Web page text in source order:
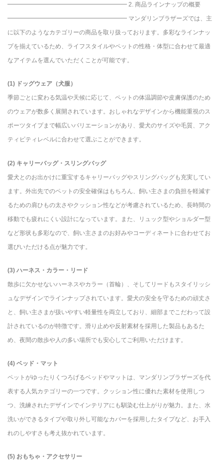
━━━━━━━━━━━━━━━━━━━━ 2. 商品ラインナップの概要
━━━━━━━━━━━━━━━━━━━━ マンダリンブラザーズでは、主
に以下のようなカテゴリーの商品を取り扱っております。多彩なラインナッ
プを揃えているため、ライフスタイルやペットの性格・体型に合わせて最適
なアイテムを選んでいただくことが可能です。
(1) ドッグウェア（犬服）
季節ごとに変わる気温や天候に応じて、ペットの体温調節や皮膚保護のため
のウェアが数多く展開されています。おしゃれなデザインから機能重視のス
ポーツタイプまで幅広いバリエーションがあり、愛犬のサイズや毛質、アク
ティビティレベルに合わせて選ぶことができます。
(2) キャリーバッグ・スリングバッグ
愛犬とのお出かけに重宝するキャリーバッグやスリングバッグも充実してい
ます。外出先でのペットの安全確保はもちろん、飼い主さまの負担を軽減す
るための肩ひもの太さやクッション性などが考慮されているため、長時間の
移動でも疲れにくい設計になっています。また、リュック型やショルダー型
など形状も多彩なので、飼い主さまのお好みやコーディネートに合わせてお
選びいただける点が魅力です。
(3) ハーネス・カラー・リード
散歩に欠かせないハーネスやカラー（首輪）、そしてリードもスタイリッシ
ュなデザインでラインナップされています。愛犬の安全を守るための頑丈さ
と、飼い主さまが扱いやすい軽量性を両立しており、細部までこだわって設
計されているのが特徴です。滑り止めや反射素材を採用した製品もあるた
め、夜間の散歩や人の多い場所でも安心してご利用いただけます。
(4) ベッド・マット
ペットがゆったりくつろげるベッドやマットは、マンダリンブラザーズを代
表する人気カテゴリーの一つです。クッション性に優れた素材を使用しつ
つ、洗練されたデザインでインテリアにも馴染む仕上がりが魅力。また、水
洗いができるタイプや取り外し可能なカバーを採用したタイプなど、お手入
れのしやすさも考え抜かれています。
(5) おもちゃ・アクセサリー